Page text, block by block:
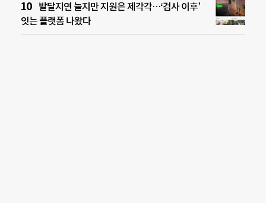
발달지연 늘지만 지원은 제각각…‘검사 이후’
잇는 플랫폼 나왔다